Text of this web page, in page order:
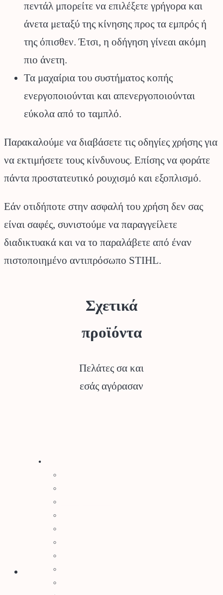
πεντάλ μπορείτε να επιλέξετε γρήγορα και
άνετα μεταξύ της κίνησης προς τα εμπρός ή
της όπισθεν. Έτσι, η οδήγηση γίνεαι ακόμη
πιο άνετη.
Τα μαχαίρια του συστήματος κοπής
ενεργοποιούνται και απενεργοποιούνται
εύκολα από το ταμπλό.
Παρακαλούμε να διαβάσετε τις οδηγίες χρήσης για
να εκτιμήσετε τους κίνδυνους. Επίσης να φοράτε
πάντα προστατευτικό ρουχισμό και εξοπλισμό.
Εάν οτιδήποτε στην ασφαλή του χρήση δεν σας
είναι σαφές, συνιστούμε να παραγγείλετε
διαδικτυακά και να το παραλάβετε από έναν
πιστοποιημένο αντιπρόσωπο STIHL.
Σχετικά
προϊόντα
Πελάτες σα και
εσάς αγόρασαν